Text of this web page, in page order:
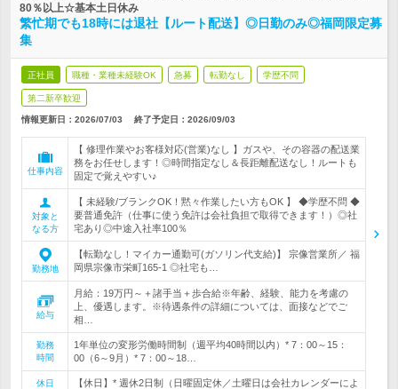
80％以上☆基本土日休み
繁忙期でも18時には退社【ルート配送】◎日勤のみ◎福岡限定募
集
正社員 職種・業種未経験OK 急募 転勤なし 学歴不問
第二新卒歓迎
情報更新日：2026/07/03 終了予定日： 2026/09/03
仕事内容
【 修理作業やお客様対応(営業)なし 】ガスや、その容器の配送業
務をお任せします！◎時間指定なし＆長距離配送なし！ルートも
固定で覚えやすい♪
対象と
なる方
【 未経験/ブランクOK！黙々作業したい方もOK 】 ◆学歴不問 ◆
要普通免許（仕事に使う免許は会社負担で取得できます！）◎社
宅あり◎中途入社率100％
勤務地
【転勤なし！マイカー通勤可(ガソリン代支給)】 宗像営業所／ 福
岡県宗像市栄町165-1 ◎社宅も…
給与
月給：19万円～＋諸手当＋歩合給※年齢、経験、能力を考慮の
上、優遇します。※待遇条件の詳細については、面接などでご
相…
勤務
時間
1年単位の変形労働時間制（週平均40時間以内）* 7：00～15：
00（6～9月）* 7：00～18…
休日
【休日】* 週休2日制（日曜固定休／土曜日は会社カレンダーによ